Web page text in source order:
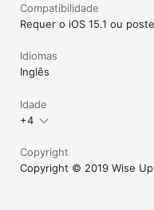
Compatibilidade
Requer o iOS 15.1 ou
Idiomas
Inglês
Idade
+4
Copyright
Copyright © 2019 Wise